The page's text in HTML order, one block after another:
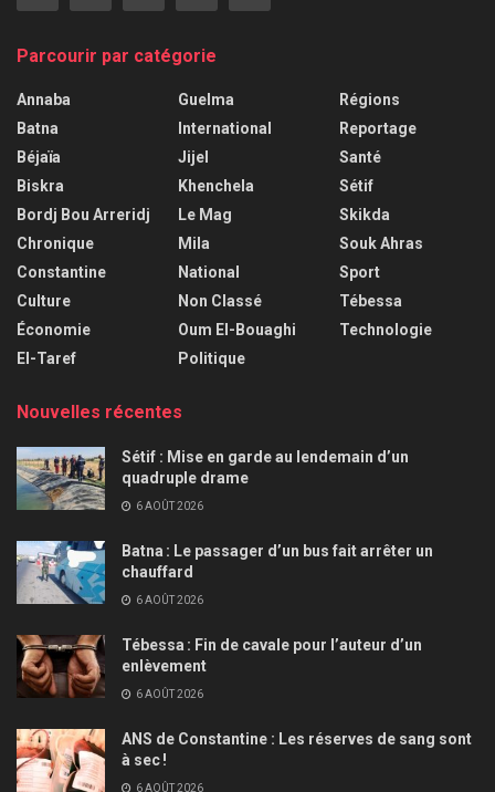
Parcourir par catégorie
Annaba
Batna
Béjaïa
Biskra
Bordj Bou Arreridj
Chronique
Constantine
Culture
Économie
El-Taref
Guelma
International
Jijel
Khenchela
Le Mag
Mila
National
Non Classé
Oum El-Bouaghi
Politique
Régions
Reportage
Santé
Sétif
Skikda
Souk Ahras
Sport
Tébessa
Technologie
Nouvelles récentes
Sétif : Mise en garde au lendemain d’un
quadruple drame
6 AOÛT 2026
Batna : Le passager d’un bus fait arrêter un
chauffard
6 AOÛT 2026
Tébessa : Fin de cavale pour l’auteur d’un
enlèvement
6 AOÛT 2026
ANS de Constantine : Les réserves de sang sont
à sec !
6 AOÛT 2026